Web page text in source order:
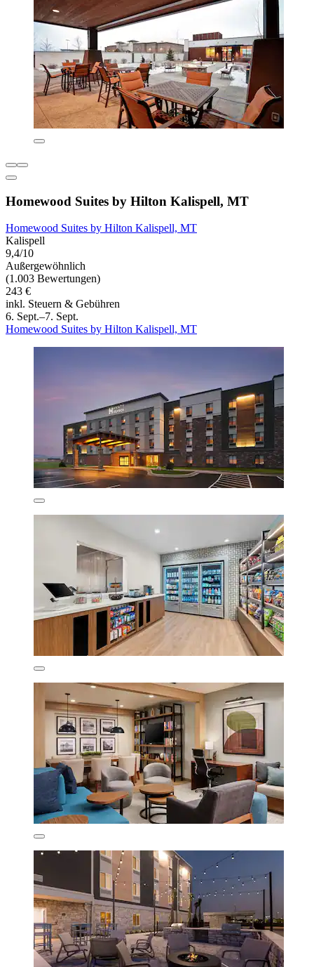
Homewood Suites by Hilton Kalispell, MT
Homewood Suites by Hilton Kalispell, MT
Kalispell
9,4/10
Außergewöhnlich
(1.003 Bewertungen)
243 €
inkl. Steuern & Gebühren
6. Sept.–7. Sept.
Homewood Suites by Hilton Kalispell, MT